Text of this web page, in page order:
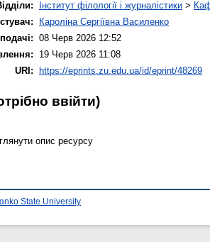
Інститут філології і журналістики >
Кароліна Сергіївна Василенко
08 Черв 2026 12:52
19 Черв 2026 11:08
URI:
https://eprints.zu.edu.ua/id/eprint/48269
ввійти)
опис ресурсу
State University